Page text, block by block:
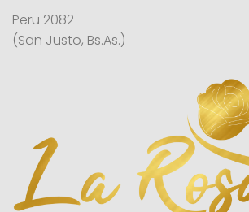
Peru 2082
(San Justo, Bs.As.)